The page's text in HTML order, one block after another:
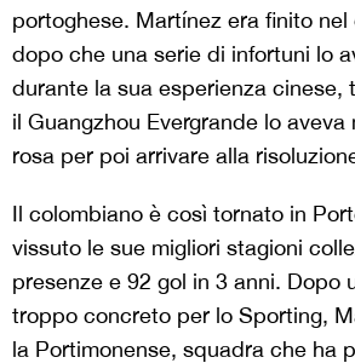
portoghese. Martínez era finito
dopo che una serie di infortuni lo
durante la sua esperienza cinese,
il Guangzhou Evergrande lo aveva
rosa per poi arrivare alla
Il colombiano è così tornato in
vissuto le sue migliori stagioni
presenze e 92 gol in 3 anni. Dopo
troppo concreto per lo Sporting,
la Portimonense, squadra che ha